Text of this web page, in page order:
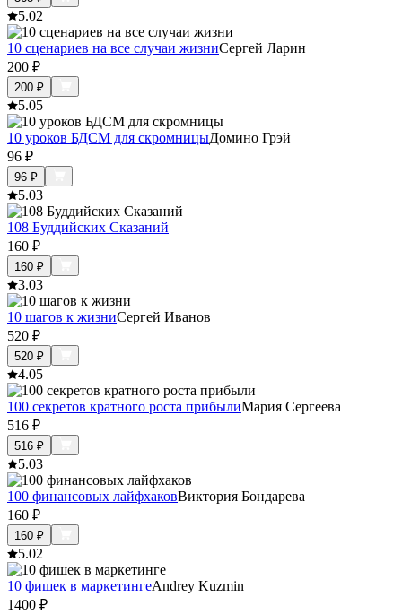
5.02
10 сценариев на все случаи жизниСергей Ларин
200 ₽
200 ₽
5.05
10 уроков БДСМ для скромницыДомино Грэй
96 ₽
96 ₽
5.03
108 Буддийских Сказаний
160 ₽
160 ₽
3.03
10 шагов к жизниСергей Иванов
520 ₽
520 ₽
4.05
100 секретов кратного роста прибылиМария Сергеева
516 ₽
516 ₽
5.03
100 финансовых лайфхаковВиктория Бондарева
160 ₽
160 ₽
5.02
10 фишек в маркетингеAndrey Kuzmin
1400 ₽